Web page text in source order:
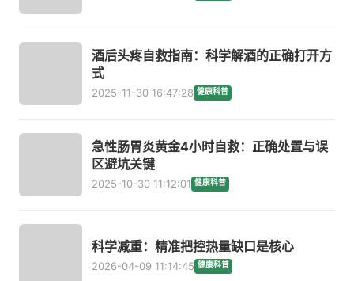
酒后头疼自救指南：科学解酒的正确打开方
式
2025-11-30 16:47:28 健康科普
急性肠胃炎黄金4小时自救：正确处置与误
区避坑关键
2025-10-30 11:12:01 健康科普
科学减重：精准把控热量缺口是核心
2026-04-09 11:14:45 健康科普